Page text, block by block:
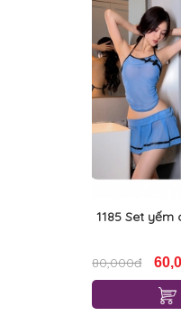
1185 Set
80,000đ